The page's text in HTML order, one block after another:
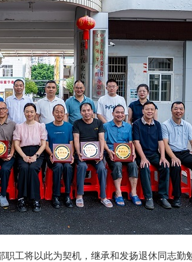
将以此为契机，继承和发扬退休同志勤